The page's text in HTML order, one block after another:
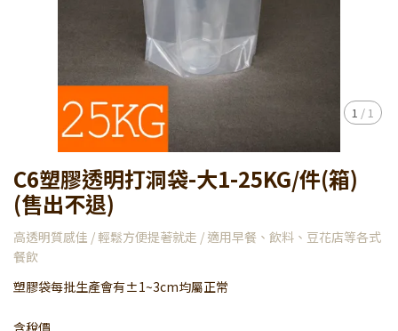
1 / 1
C6塑膠透明打洞袋-大1-25KG/件(箱)
(售出不退)
高透明質感佳 / 輕鬆方便提著就走 / 適用早餐、飲料、豆花店等各式
餐飲
塑膠袋每批生產會有±1~3cm均屬正常
含稅價